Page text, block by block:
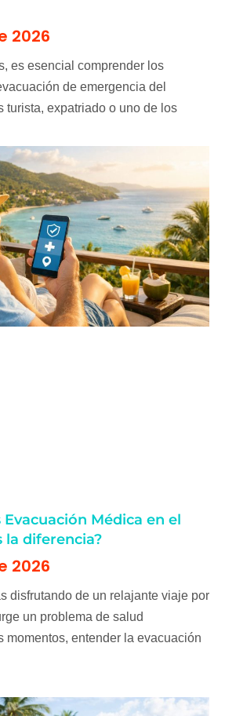
2026
es esencial comprender los
de emergencia del
turista, expatriado o uno de los
Médica en el
la diferencia?
2026
disfrutando de un relajante viaje por
un problema de salud
momentos, entender la evacuación